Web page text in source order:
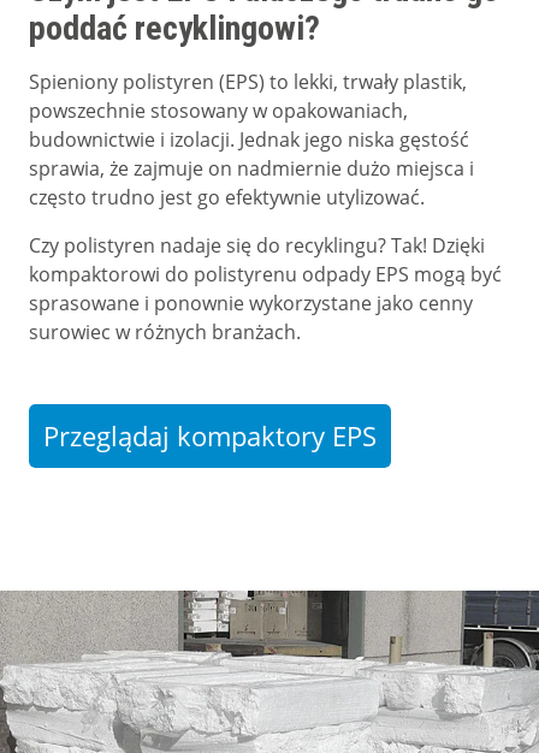
poddać recyklingowi?
Spieniony polistyren (EPS) to lekki, trwały plastik,
powszechnie stosowany w opakowaniach,
budownictwie i izolacji. Jednak jego niska gęstość
sprawia, że zajmuje on nadmiernie dużo miejsca i
często trudno jest go efektywnie utylizować.
Czy polistyren nadaje się do recyklingu? Tak! Dzięki
kompaktorowi do polistyrenu odpady EPS mogą być
sprasowane i ponownie wykorzystane jako cenny
surowiec w różnych branżach.
Przeglądaj kompaktory EPS